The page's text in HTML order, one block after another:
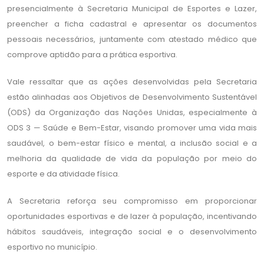
presencialmente à Secretaria Municipal de Esportes e Lazer,
preencher a ficha cadastral e apresentar os documentos
pessoais necessários, juntamente com atestado médico que
comprove aptidão para a prática esportiva.
Vale ressaltar que as ações desenvolvidas pela Secretaria
estão alinhadas aos Objetivos de Desenvolvimento Sustentável
(ODS) da Organização das Nações Unidas, especialmente à
ODS 3 — Saúde e Bem-Estar, visando promover uma vida mais
saudável, o bem-estar físico e mental, a inclusão social e a
melhoria da qualidade de vida da população por meio do
esporte e da atividade física.
A Secretaria reforça seu compromisso em proporcionar
oportunidades esportivas e de lazer à população, incentivando
hábitos saudáveis, integração social e o desenvolvimento
esportivo no município.